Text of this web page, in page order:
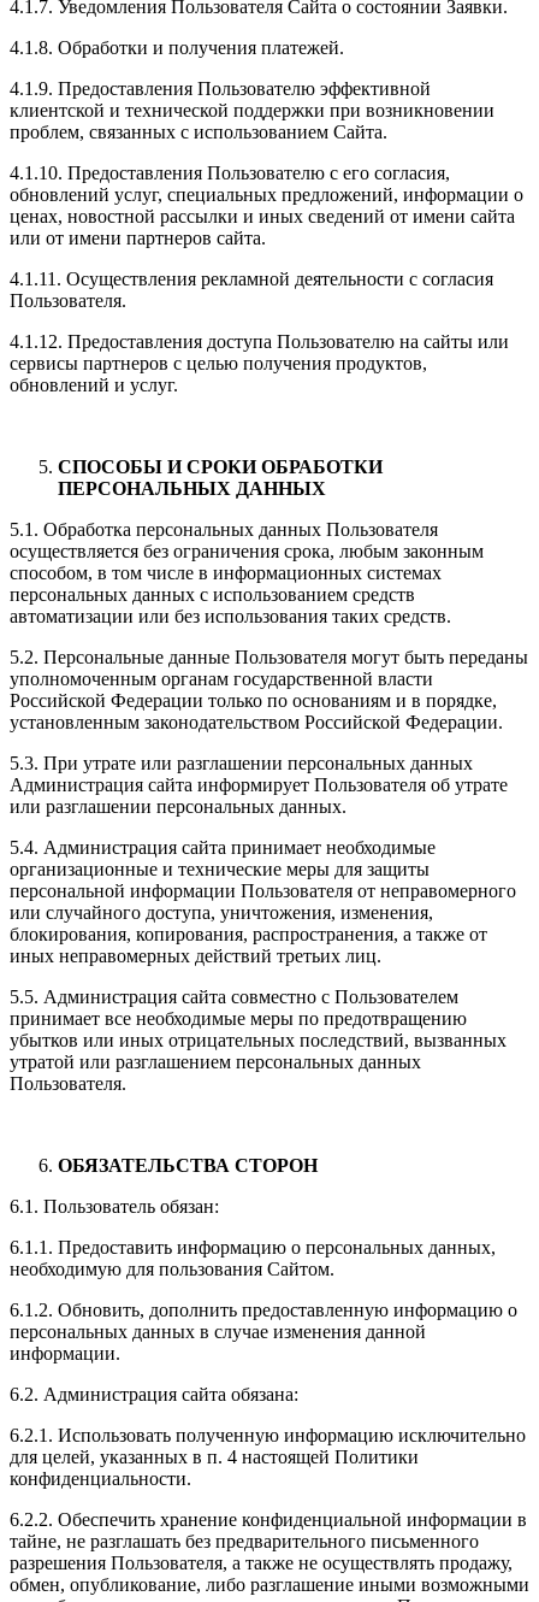
4.1.7. Уведомления Пользователя Сайта о состоянии Заявки.
4.1.8. Обработки и получения платежей.
4.1.9. Предоставления Пользователю эффективной
клиентской и технической поддержки при возникновении
проблем, связанных с использованием Сайта.
4.1.10. Предоставления Пользователю с его согласия,
обновлений услуг, специальных предложений, информации о
ценах, новостной рассылки и иных сведений от имени сайта
или от имени партнеров сайта.
4.1.11. Осуществления рекламной деятельности с согласия
Пользователя.
4.1.12. Предоставления доступа Пользователю на сайты или
сервисы партнеров с целью получения продуктов,
обновлений и услуг.
СПОСОБЫ И СРОКИ ОБРАБОТКИ
ПЕРСОНАЛЬНЫХ ДАННЫХ
5.1. Обработка персональных данных Пользователя
осуществляется без ограничения срока, любым законным
способом, в том числе в информационных системах
персональных данных с использованием средств
автоматизации или без использования таких средств.
5.2. Персональные данные Пользователя могут быть переданы
уполномоченным органам государственной власти
Российской Федерации только по основаниям и в порядке,
установленным законодательством Российской Федерации.
5.3. При утрате или разглашении персональных данных
Администрация сайта информирует Пользователя об утрате
или разглашении персональных данных.
5.4. Администрация сайта принимает необходимые
организационные и технические меры для защиты
персональной информации Пользователя от неправомерного
или случайного доступа, уничтожения, изменения,
блокирования, копирования, распространения, а также от
иных неправомерных действий третьих лиц.
5.5. Администрация сайта совместно с Пользователем
принимает все необходимые меры по предотвращению
убытков или иных отрицательных последствий, вызванных
утратой или разглашением персональных данных
Пользователя.
ОБЯЗАТЕЛЬСТВА СТОРОН
6.1. Пользователь обязан:
6.1.1. Предоставить информацию о персональных данных,
необходимую для пользования Сайтом.
6.1.2. Обновить, дополнить предоставленную информацию о
персональных данных в случае изменения данной
информации.
6.2. Администрация сайта обязана:
6.2.1. Использовать полученную информацию исключительно
для целей, указанных в п. 4 настоящей Политики
конфиденциальности.
6.2.2. Обеспечить хранение конфиденциальной информации в
тайне, не разглашать без предварительного письменного
разрешения Пользователя, а также не осуществлять продажу,
обмен, опубликование, либо разглашение иными возможными